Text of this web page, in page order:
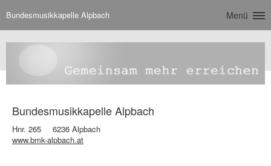
Bundesmusikkapelle Alpbach Menü
Bundesmusikkapelle Alpbach
Hnr. 265
6236 Alpbach
www.bmk-alpbach.at